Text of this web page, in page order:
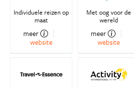
Individuele reizen op
maat
meer
website
Met oog voor de
wereld
meer
website